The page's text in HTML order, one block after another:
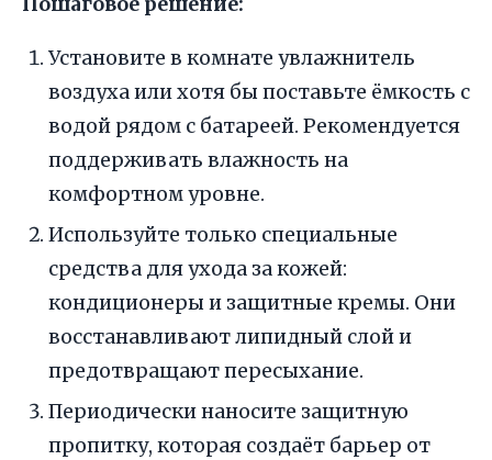
Установите в комнате увлажнитель
воздуха или хотя бы поставьте ёмкость с
водой рядом с батареей. Рекомендуется
поддерживать влажность на
комфортном уровне.
Используйте только специальные
средства для ухода за кожей:
кондиционеры и защитные кремы. Они
восстанавливают липидный слой и
предотвращают пересыхание.
Периодически наносите защитную
пропитку, которая создаёт барьер от